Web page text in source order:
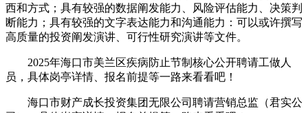
西和方式；具有较强的数据阐发能力、风险评估能力、决策判
断能力；具有较强的文字表达能力和沟通能力：可以或许撰写
高质量的投资阐发演讲、可行性研究演讲等文件。
2025年海口市美兰区疾病防止节制核心公开聘请工做人
员，具体岗亭详情、报名前提等一路来看看吧！
海口市财产成长投资集团无限公司聘请营销总监（君实公